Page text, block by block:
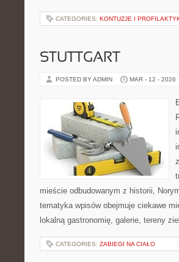
CATEGORIES: KONTUZJE I
STUTTGART
POSTED BY ADMIN MAR - 12 - 2026
mieście odbudowanym z historii,
tematyka wpisów obejmuje ciekawe
lokalną gastronomię, galerie, tereny
CATEGORIES: ZABIEGI NA CIAŁO